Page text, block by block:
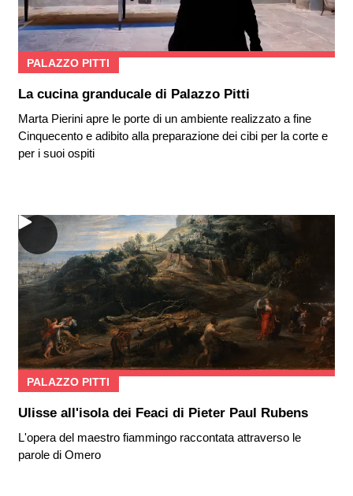
PALAZZO PITTI
La cucina granducale di Palazzo Pitti
Marta Pierini apre le porte di un ambiente realizzato a fine
Cinquecento e adibito alla preparazione dei cibi per la corte e
per i suoi ospiti
PALAZZO PITTI
Ulisse all'isola dei Feaci di Pieter Paul Rubens
L'opera del maestro fiammingo raccontata attraverso le
parole di Omero